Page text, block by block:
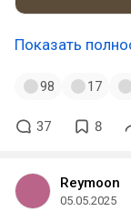
Показать
98 17
37 8
Reymoon
05.05.2025